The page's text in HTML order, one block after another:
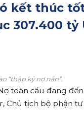
kết thúc
307.400 tỷ
“thập kỷ nợ nần”.
toàn cầu đang
tịch bộ phận tư